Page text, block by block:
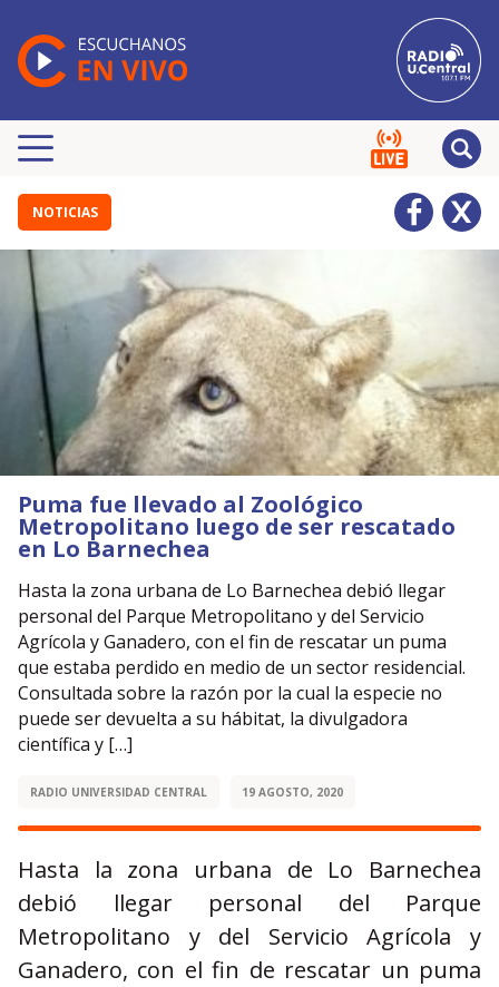
NOTICIAS
Puma fue llevado al Zoológico
Metropolitano luego de ser rescatado
en Lo Barnechea
Hasta la zona urbana de Lo Barnechea debió llegar
personal del Parque Metropolitano y del Servicio
Agrícola y Ganadero, con el fin de rescatar un puma
que estaba perdido en medio de un sector residencial.
Consultada sobre la razón por la cual la especie no
puede ser devuelta a su hábitat, la divulgadora
científica y […]
RADIO UNIVERSIDAD CENTRAL 19 AGOSTO, 2020
Hasta la zona urbana de Lo Barnechea
debió llegar personal del Parque
Metropolitano y del Servicio Agrícola y
Ganadero, con el fin de rescatar un puma